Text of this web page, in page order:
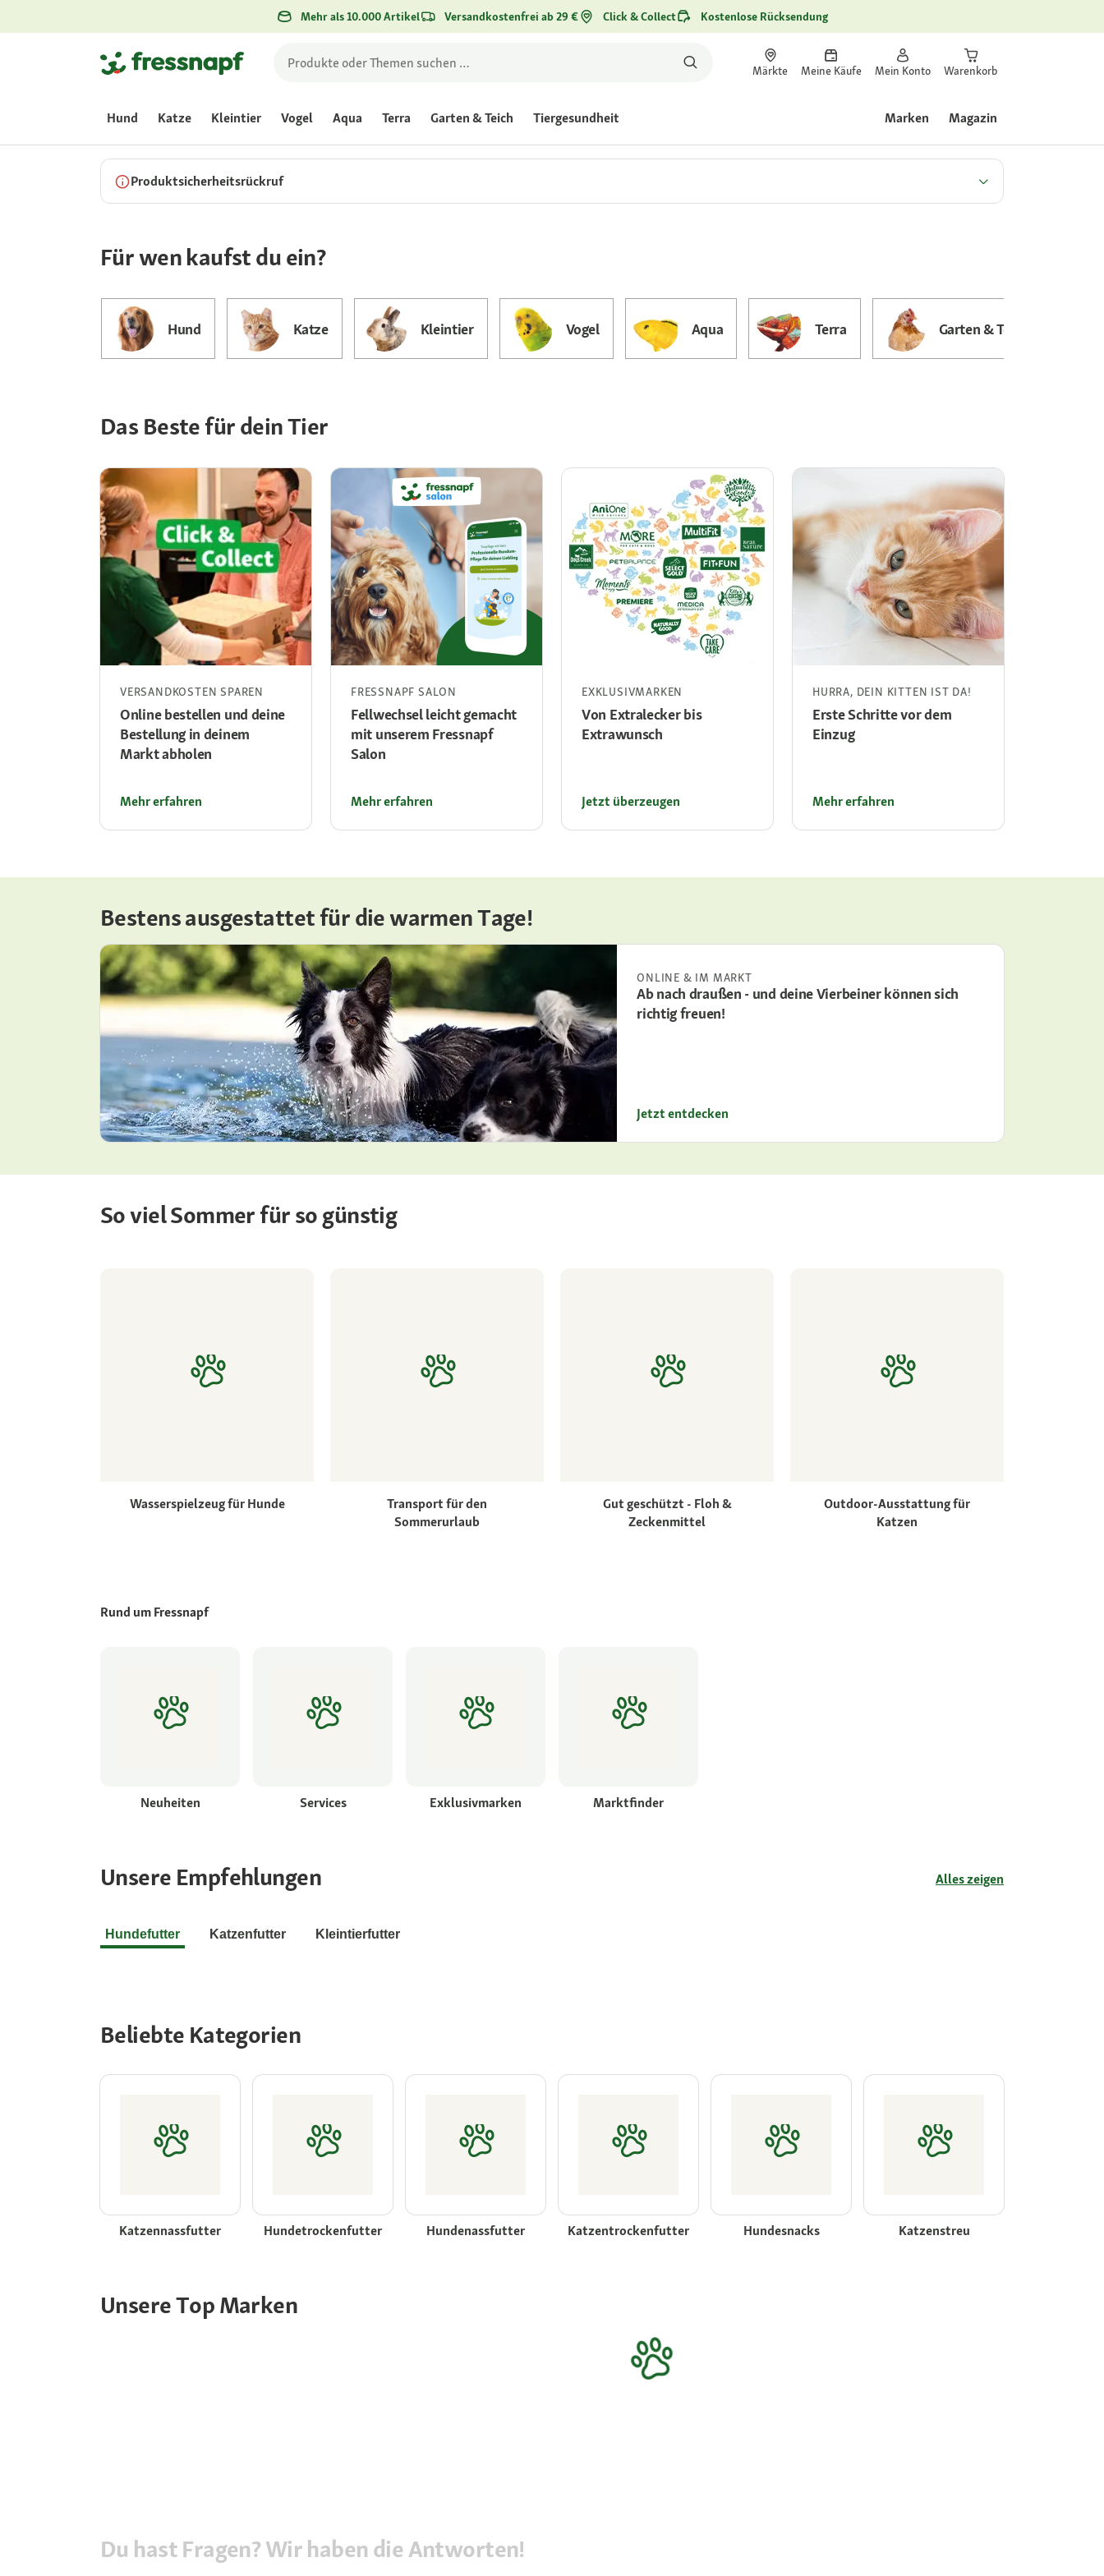
Mehr als 10.000 Artikel Versandkostenfrei ab 29 € Click & Collect Kostenlose Rücksendung
Märkte Meine Käufe Mein Konto Warenkorb
Hund Katze Kleintier Vogel Aqua Terra Garten & Teich Tiergesundheit Marken Magazin
Produktsicherheitsrückruf
Für wen kaufst du ein?
Hund Katze Kleintier Vogel Aqua Terra Garten & Teich
Das Beste für dein Tier
VERSANDKOSTEN SPAREN
Online bestellen und deine
Bestellung in deinem
Markt abholen
Mehr erfahren
FRESSNAPF SALON
Fellwechsel leicht gemacht
mit unserem Fressnapf
Salon
Mehr erfahren
EXKLUSIVMARKEN
Von Extralecker bis
Extrawunsch
Jetzt überzeugen
HURRA, DEIN KITTEN IST DA!
Erste Schritte vor dem
Einzug
Mehr erfahren
Bestens ausgestattet für die warmen Tage!
ONLINE & IM MARKT
Ab nach draußen - und deine Vierbeiner können sich
richtig freuen!
Jetzt entdecken
So viel Sommer für so günstig
Wasserspielzeug für Hunde
Transport für den
Sommerurlaub
Gut geschützt - Floh &
Zeckenmittel
Outdoor-Ausstattung für
Katzen
Rund um Fressnapf
Neuheiten Services Exklusivmarken Marktfinder
Unsere Empfehlungen
Hundefutter Katzenfutter Kleintierfutter
Alles zeigen
Beliebte Kategorien
Katzennassfutter Hundetrockenfutter Hundenassfutter Katzentrockenfutter Hundesnacks Katzenstreu
Unsere Top Marken
Du hast Fragen? Wir haben die Antworten!